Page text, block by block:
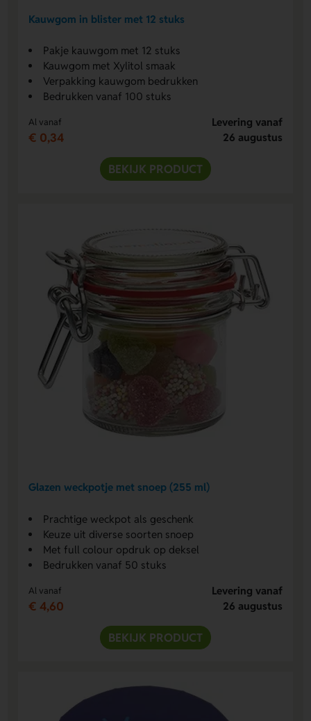
Kauwgom in blister met 12 stuks
Pakje kauwgom met 12 stuks
Kauwgom met Xylitol smaak
Verpakking kauwgom bedrukken
Bedrukken vanaf 100 stuks
Al vanaf
€ 0,34
Levering vanaf
26 augustus
BEKIJK PRODUCT
Glazen weckpotje met snoep (255 ml)
Prachtige weckpot als geschenk
Keuze uit diverse soorten snoep
Met full colour opdruk op deksel
Bedrukken vanaf 50 stuks
Al vanaf
€ 4,60
Levering vanaf
26 augustus
BEKIJK PRODUCT